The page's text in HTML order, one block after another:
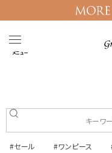
メニュー
#セール #ワンピース